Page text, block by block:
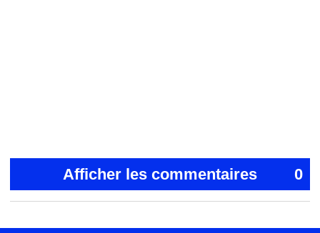
Afficher les commentaires 0